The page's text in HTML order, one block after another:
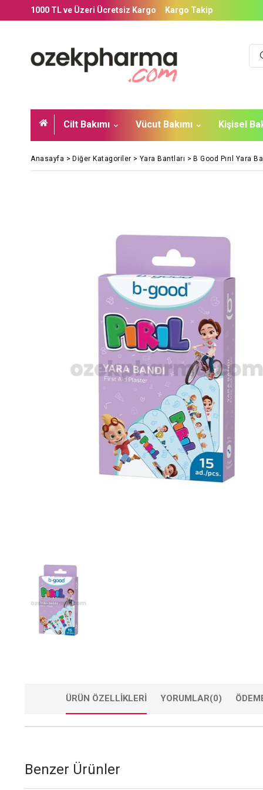
1000 TL ve Üzeri Ücretsiz Kargo Kargo Takip
Cilt Bakımı Vücut Bakımı Kişisel
Anasayfa > Diğer Katagoriler > Yara Bantları > B Good Pırıl Yara
ÜRÜN ÖZELLIKLERI YORUMLAR(0)
Benzer Ürünler